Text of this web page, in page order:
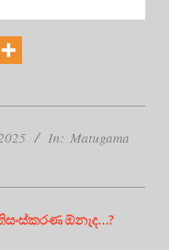
In: Matugama
ඕනැද…?